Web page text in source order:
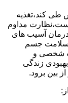
طی کند،تغذیه
مداوم
آسیب های
سلامت جسم
شخصی و
بهبودی زندگی
بین برود.